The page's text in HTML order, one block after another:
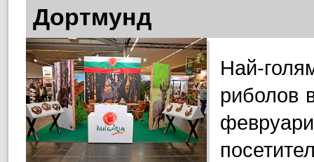
Дортмунд
Най-
риболов